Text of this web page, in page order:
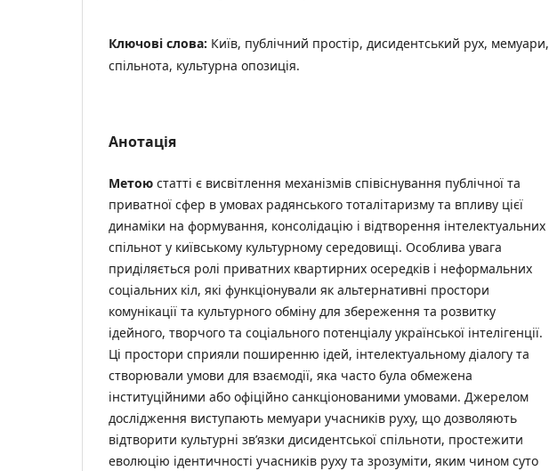
Ключові слова: Київ, публічний простір, дисидентський рух, мемуари,
спільнота, культурна опозиція.
Анотація
Метою статті є висвітлення механізмів співіснування публічної та
приватної сфер в умовах радянського тоталітаризму та впливу цієї
динаміки на формування, консолідацію і відтворення інтелектуальних
спільнот у київському культурному середовищі. Особлива увага
приділяється ролі приватних квартирних осередків і неформальних
соціальних кіл, які функціонували як альтернативні простори
комунікації та культурного обміну для збереження та розвитку
ідейного, творчого та соціального потенціалу української інтелігенції.
Ці простори сприяли поширенню ідей, інтелектуальному діалогу та
створювали умови для взаємодії, яка часто була обмежена
інституційними або офіційно санкціонованими умовами. Джерелом
дослідження виступають мемуари учасників руху, що дозволяють
відтворити культурні зв’язки дисидентської спільноти, простежити
еволюцію ідентичності учасників руху та зрозуміти, яким чином суто